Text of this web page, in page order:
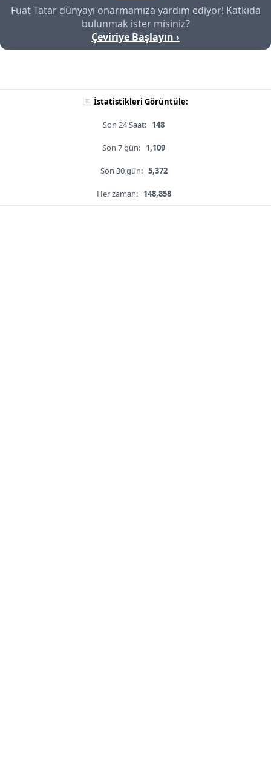
Fuat Tatar dünyayı onarmamıza yardım ediyor! Katkıda
bulunmak ister misiniz?
Çeviriye Başlayın ›
İstatistikleri Görüntüle:
Son 24 Saat: 148
Son 7 gün: 1,109
Son 30 gün: 5,372
Her zaman: 148,858